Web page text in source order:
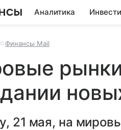
Аналитика
Финансы Mail
21 мая, на